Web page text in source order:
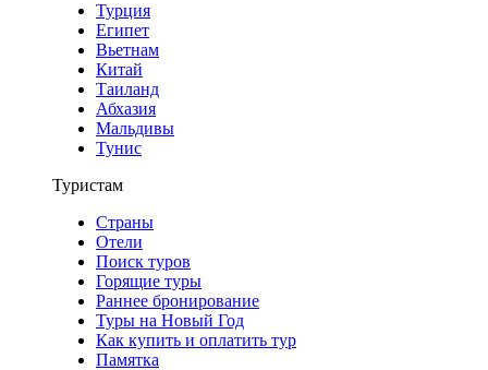
Турция
Египет
Вьетнам
Китай
Таиланд
Абхазия
Мальдивы
Тунис
Туристам
Страны
Отели
Поиск туров
Горящие туры
Раннее бронирование
Туры на Новый Год
Как купить и оплатить тур
Памятка